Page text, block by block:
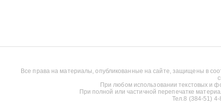
Все права на материалы, опубликованные на сайте, защищены в
При любом использовании текстовых и
При полной или частичной перепечатке
Тел.8 (384-51)